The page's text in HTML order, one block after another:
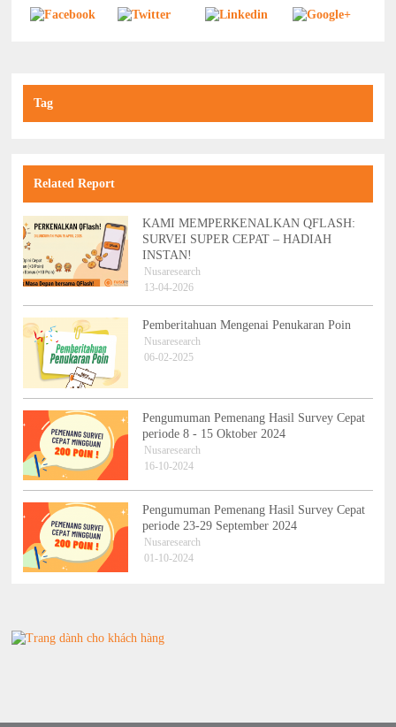
Tag
Related Report
KAMI MEMPERKENALKAN QFLASH:
SURVEI SUPER CEPAT – HADIAH
INSTAN!
Nusaresearch
13-04-2026
Pemberitahuan Mengenai Penukaran Poin
Nusaresearch
06-02-2025
Pengumuman Pemenang Hasil Survey Cepat
periode 8 - 15 Oktober 2024
Nusaresearch
16-10-2024
Pengumuman Pemenang Hasil Survey Cepat
periode 23-29 September 2024
Nusaresearch
01-10-2024